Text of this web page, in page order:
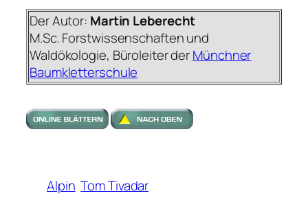
Der Autor: Martin Leberecht
M.Sc. Forstwissenschaften und
Waldökologie, Büroleiter derMünchner
Baumkletterschule
Alpin Tom Tivadar